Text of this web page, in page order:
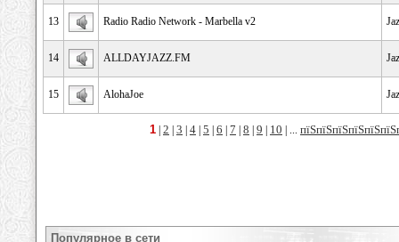
13 Radio Radio Network - Marbella v2
14 ALLDAYJAZZ.FM
15 AlohaJoe
1 2 3 4 5 6 7 8 9 10 | ...
Популярное в сети